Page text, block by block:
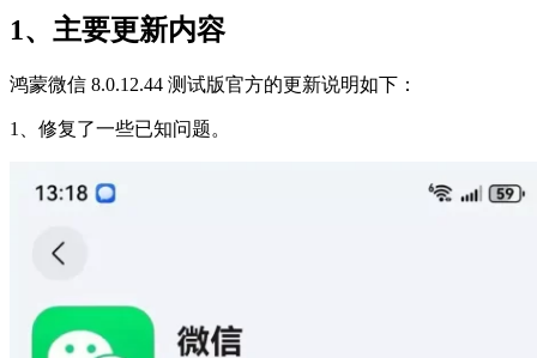
1、主要更新内容
鸿蒙微信 8.0.12.44 测试版官方的更新说明如下：
1、修复了一些已知问题。